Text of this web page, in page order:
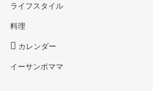
ライフスタイル
料理
カレンダー
イーサンポママ